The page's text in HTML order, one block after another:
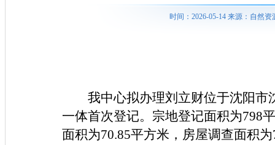
时间：2026-05-14 来源：自然
我中心拟办理刘立财位于沈阳市
一体首次登记。宗地登记面积为798
面积为70.85平方米，房屋调查面积